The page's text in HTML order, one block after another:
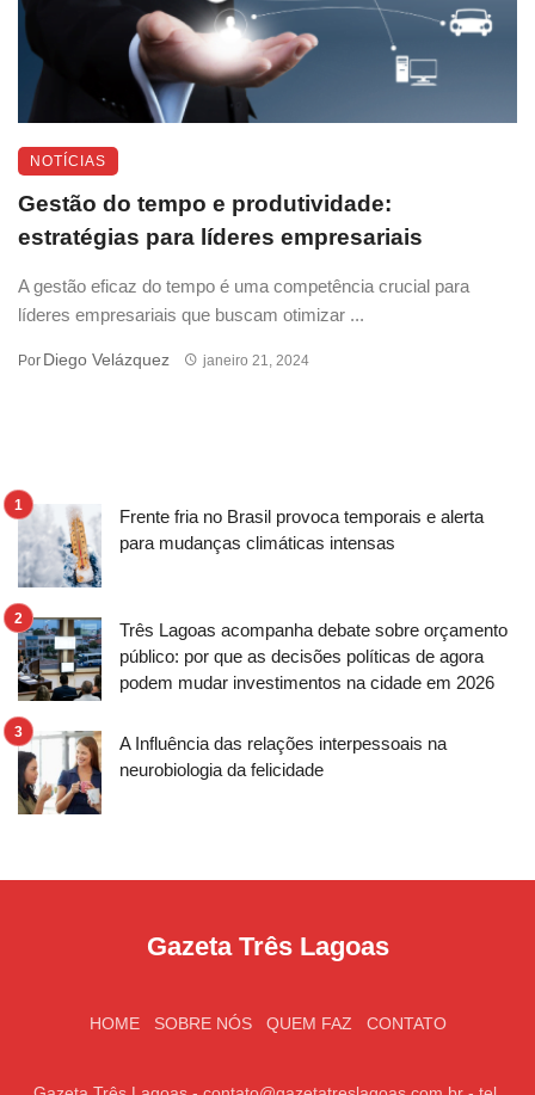
NOTÍCIAS
Gestão do tempo e produtividade:
estratégias para líderes empresariais
A gestão eficaz do tempo é uma competência crucial para
líderes empresariais que buscam otimizar ...
Por Diego Velázquez janeiro 21, 2024
Frente fria no Brasil provoca temporais e alerta
para mudanças climáticas intensas
Três Lagoas acompanha debate sobre orçamento
público: por que as decisões políticas de agora
podem mudar investimentos na cidade em 2026
A Influência das relações interpessoais na
neurobiologia da felicidade
Gazeta Três Lagoas
HOME SOBRE NÓS QUEM FAZ CONTATO